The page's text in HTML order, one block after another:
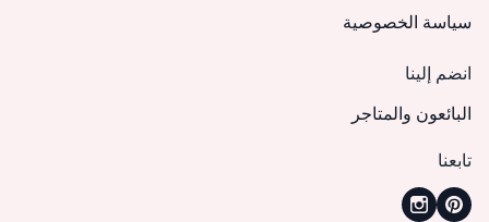
سياسة الخصوصية
انضم إلينا
البائعون والمتاجر
تابعنا